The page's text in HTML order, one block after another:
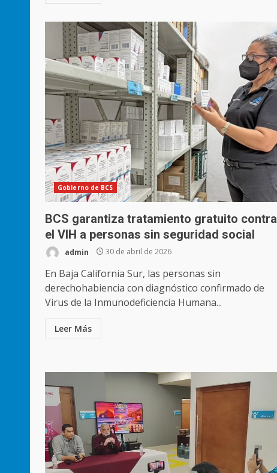
Gobierno de BCS
BCS garantiza tratamiento gratuito contra
el VIH a personas sin seguridad social
admin 30 de abril de 2026
En Baja California Sur, las personas sin
derechohabiencia con diagnóstico confirmado de
Virus de la Inmunodeficiencia Humana...
Leer Más